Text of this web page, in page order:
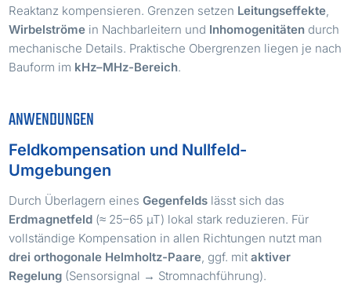
Reaktanz kompensieren. Grenzen setzen Leitungseffekte
Wirbelströme in Nachbarleitern und Inhomogenitäten durch
mechanische Details. Praktische Obergrenzen liegen je nach
Bauform im kHz–MHz-Bereich.
ANWENDUNGEN
Feldkompensation und Nullfeld-
Umgebungen
Durch Überlagern einesGegenfelds lässt sich das
Erdmagnetfeld (≈ 25–65 µT) lokal stark reduzieren. Für
vollständige Kompensation in allen Richtungen nutzt man
drei orthogonale Helmholtz-Paare , ggf. mitaktiver
Regelung (Sensorsignal → Stromnachführung).